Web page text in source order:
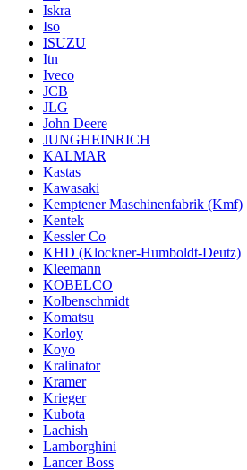
Iskra
Iso
ISUZU
Itn
Iveco
JCB
JLG
John Deere
JUNGHEINRICH
KALMAR
Kastas
Kawasaki
Kemptener Maschinenfabrik (Kmf)
Kentek
Kessler Co
KHD (Klockner-Humboldt-Deutz)
Kleemann
KOBELCO
Kolbenschmidt
Komatsu
Korloy
Koyo
Kralinator
Kramer
Krieger
Kubota
Lachish
Lamborghini
Lancer Boss